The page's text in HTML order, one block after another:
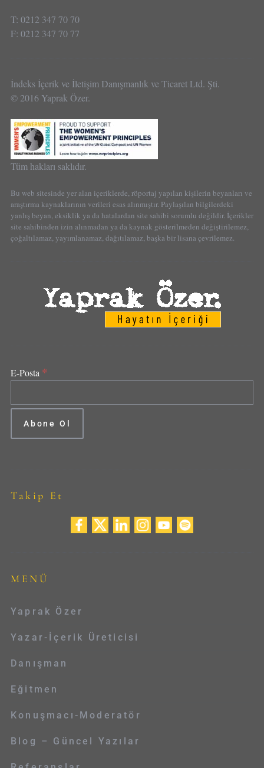
T: 0212 347 70 70
F: 0212 347 70 77
İndeks İçerik ve İletişim Danışmanlık ve Ticaret Ltd. Şti.
© 2016 Yaprak Özer.
Tüm hakları saklıdır.
Bu web sitesinde yer alan içeriklerde, röportaj yapılan kişilerin beyanları ve
araştırma kaynaklarının verileri esas alınmıştır. Paylaşılan bilgilerdeki
yanlış beyan, eksiklik ya da hatalardan site sahibi sorumlu değildir. İçerikler
site sahibinden izin alınmadan ya da kaynak gösterilmeden değiştirilemez,
çoğaltılamaz, yayımlanamaz, dağıtılamaz, başka bir lisana çevrilemez.
E-Posta *
Takip Et
MENÜ
Yaprak Özer
Yazar-İçerik Üreticisi
Danışman
Eğitmen
Konuşmacı-Moderatör
Blog – Güncel Yazılar